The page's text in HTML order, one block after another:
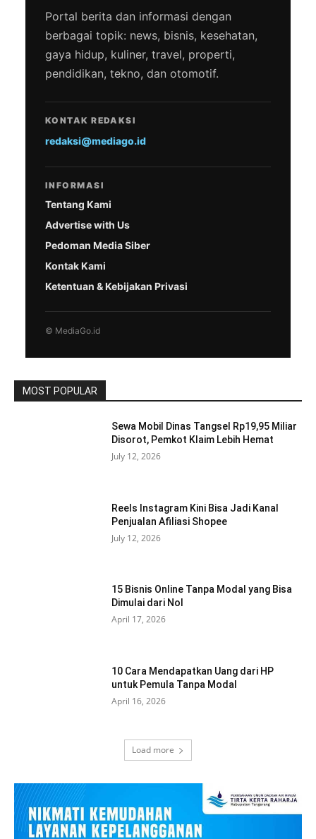
Portal berita dan informasi dengan
berbagai topik: news, bisnis, kesehatan,
gaya hidup, kuliner, travel, properti,
pendidikan, tekno, dan otomotif.
KONTAK REDAKSI
redaksi@mediago.id
INFORMASI
Tentang Kami
Advertise with Us
Pedoman Media Siber
Kontak Kami
Ketentuan & Kebijakan Privasi
© MediaGo.id
MOST POPULAR
Sewa Mobil Dinas Tangsel Rp19,95 Miliar
Disorot, Pemkot Klaim Lebih Hemat
July 12, 2026
Reels Instagram Kini Bisa Jadi Kanal
Penjualan Afiliasi Shopee
July 12, 2026
15 Bisnis Online Tanpa Modal yang Bisa
Dimulai dari Nol
April 17, 2026
10 Cara Mendapatkan Uang dari HP
untuk Pemula Tanpa Modal
April 16, 2026
Load more